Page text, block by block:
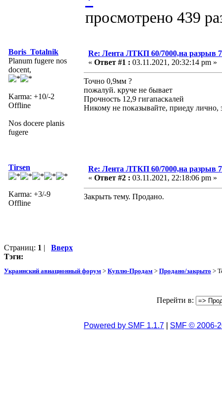
просмотрено 439
Boris_Totalnik
Planum fugere nos
docent,
Karma: +10/-2
Offline
Nos docere planis
fugere
Re: Лента ЛТКП 60/7000,на разрыв
« Ответ #1 : 03.11.2021, 20:32:14 pm »
Точно 0,9мм ?
пожалуй. круче не бывает
Прочность 12,9 гигапаскалей
Никому не показывайте, приеду лично,
Tirsen
Karma: +3/-9
Offline
Re: Лента ЛТКП 60/7000,на разрыв
« Ответ #2 : 03.11.2021, 22:18:06 pm »
Закрыть тему. Продано.
Страниц: 1 | Вверх
Тэги:
Украинский авиационный форум > Куплю-Продам > Продано/закрыто >
Перейти в:
Powered by SMF 1.1.7 SMF © 2006-